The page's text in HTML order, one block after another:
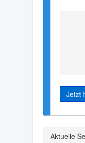
Jetzt
Aktuelle